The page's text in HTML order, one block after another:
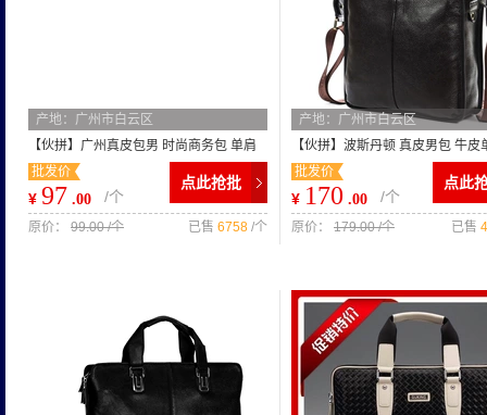
产地：广州市白云区
【伙拼】广州真皮包男 时尚商务包 单肩
斜挎包男 男士包包9005-2
批发价
¥ 97 .00 /个
点此抢批
已售 6758 /个
原价： 99.00 /个
产地：广州市白云区
【伙拼】波斯丹顿 真皮男包 牛皮
商务手提包 斜挎包公文包
批发价
¥ 170 .00 /个
点此
已售
原价： 179.00 /个